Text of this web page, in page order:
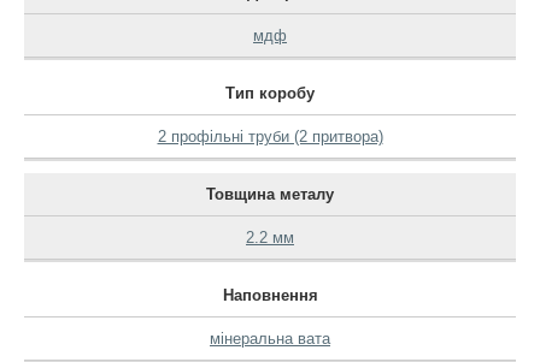
мдф
Тип коробу
2 профільні труби (2 притвора)
Товщина металу
2.2 мм
Наповнення
мінеральна вата